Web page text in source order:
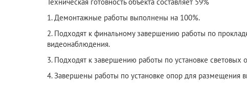
Техническая готовность объекта составляет 59%
1. Демонтажные работы выполнены на 100%.
2. Подходят к финальному завершению работы по
видеонаблюдения.
3. Подходят к завершению работы по установке световых
4. Завершены работы по установке опор для размещения